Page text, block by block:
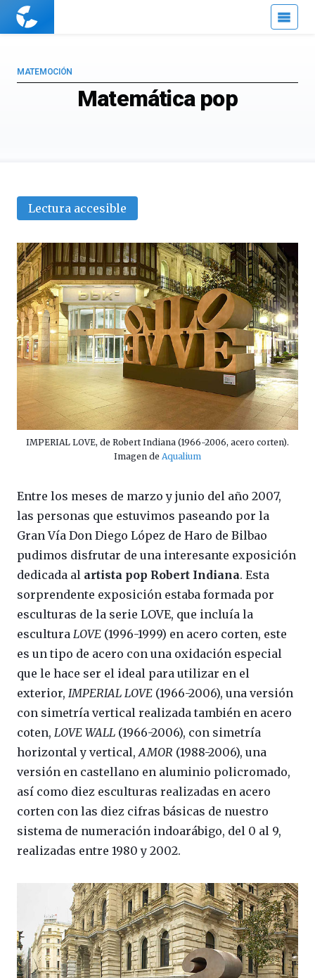
Cuaderno
Matemática pop
MATEMOCIÓN
Lectura accesible
IMPERIAL LOVE, de Robert Indiana (1966-2006, acero corten).
Imagen de Aqualium
Entre los meses de marzo y junio del año 2007,
las personas que estuvimos paseando por la
Gran Vía Don Diego López de Haro de Bilbao
pudimos disfrutar de una interesante exposición
dedicada al artista pop Robert Indiana. Esta
sorprendente exposición estaba formada por
esculturas de la serie LOVE, que incluía la
escultura LOVE (1996-1999) en acero corten, este
es un tipo de acero con una oxidación especial
que le hace ser el ideal para utilizar en el
exterior, IMPERIAL LOVE (1966-2006), una versión
con simetría vertical realizada también en acero
coten, LOVE WALL (1966-2006), con simetría
horizontal y vertical, AMOR (1988-2006), una
versión en castellano en aluminio policromado,
así como diez esculturas realizadas en acero
corten con las diez cifras básicas de nuestro
sistema de numeración indoarábigo, del 0 al 9,
realizadas entre 1980 y 2002.